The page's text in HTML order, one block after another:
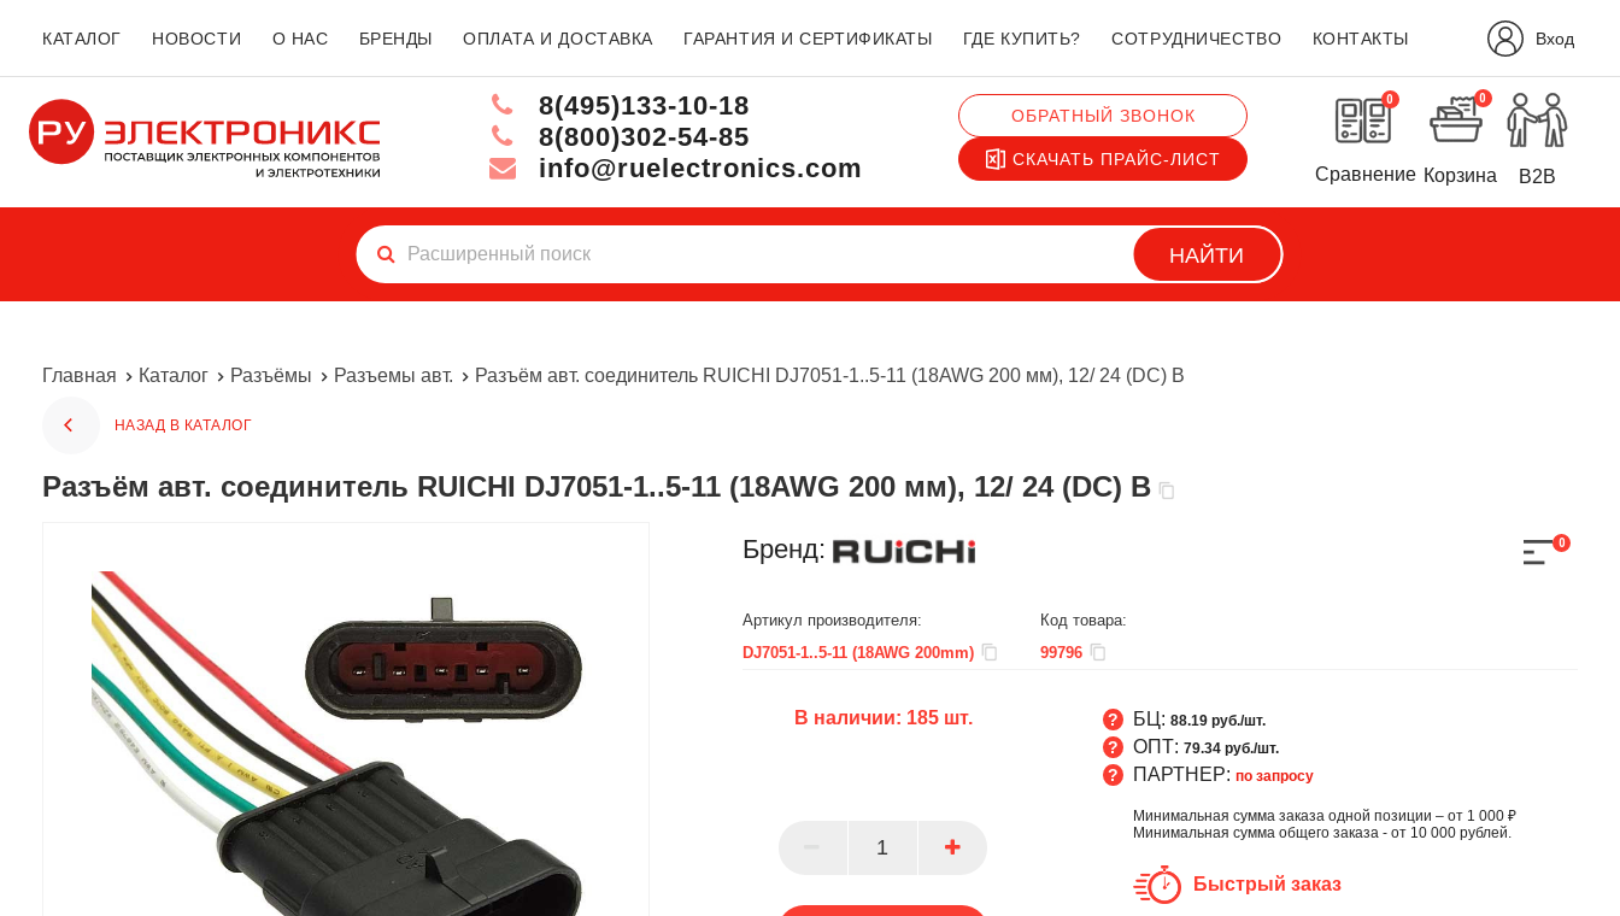
КАТАЛОГ НОВОСТИ О НАС БРЕНДЫ ОПЛАТА И ДОСТАВКА ГАРАНТИЯ И СЕРТИФИКАТЫ ГДЕ КУПИТЬ? СОТРУДНИЧЕСТВО КОНТАКТЫ Вход
8(495)133-10-18
8(800)302-54-85
info@ruelectronics.com
ОБРАТНЫЙ ЗВОНОК
СКАЧАТЬ ПРАЙС-ЛИСТ
0
Сравнение
0
Корзина B2B
НАЙТИ
Главная Каталог Разъёмы Разъемы авт. Разъём авт. соединитель RUICHI DJ7051-1..5-11 (18AWG 200 мм), 12/ 24 (DC) В
НАЗАД В КАТАЛОГ
Разъём авт. соединитель RUICHI DJ7051-1..5-11 (18AWG 200 мм), 12/ 24 (DC) В
Бренд: 0
Артикул производителя:
DJ7051-1..5-11 (18AWG 200mm)
Код товара:
99796
В наличии: 185шт. БЦ: 88.19 руб./шт.
ОПТ: 79.34 руб./шт.
ПАРТНЕР: по запросу
Минимальная сумма заказа одной позиции – от 1 000 ₽
Минимальная сумма общего заказа - от 10 000 рублей.
Быстрый заказ